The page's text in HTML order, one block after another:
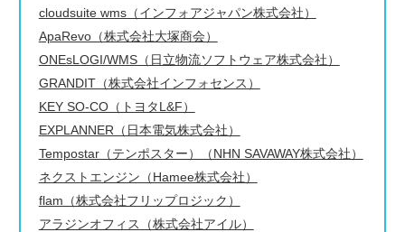
cloudsuite wms（インフォアジャパン株式会社）
ApaRevo（株式会社大塚商会）
ONEsLOGI/WMS（日立物流ソフトウェア株式会社）
GRANDIT（株式会社インフォセンス）
KEY SO-CO（トヨタL&F）
EXPLANNER（日本電気株式会社）
Tempostar（テンポスター）（NHN SAVAWAY株式会社）
ネクストエンジン（Hamee株式会社）
flam（株式会社フリップロジック）
アラジンオフィス（株式会社アイル）